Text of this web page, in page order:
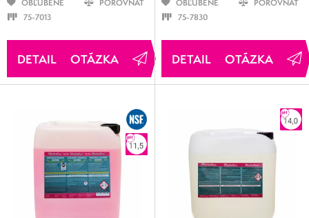
OBĽÚBENÉ
POROVNAŤ
75-7013
OTÁZKA
OBĽÚBENÉ
POROVNAŤ
75-7830
OTÁZKA